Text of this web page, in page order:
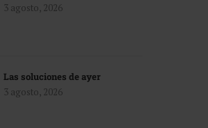
3 agosto, 2026
Las soluciones de ayer
3 agosto, 2026